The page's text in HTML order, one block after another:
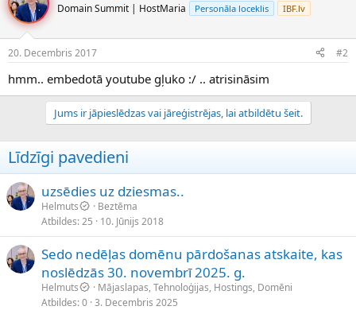
Domain Summit | HostMaria Personāla loceklis IBF.lv
20. Decembris 2017 #2
hmm.. embedotā youtube gļuko :/ .. atrisināsim
Jums ir jāpieslēdzas vai jāreģistrējas, lai atbildētu šeit.
Līdzīgi pavedieni
uzsēdies uz dziesmas..
Helmuts
Beztēma
Atbildes 25 10. Jūnijs 2018
Sedo nedēļas domēnu pārdošanas atskaite, kas
noslēdzās 30. novembrī 2025. g.
Helmuts
Mājaslapas, Tehnoloģijas, Hostings, Domēni
Atbildes 0 3. Decembris 2025